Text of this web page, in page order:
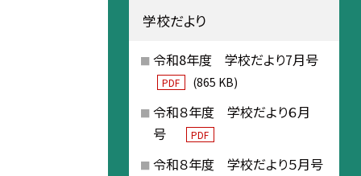
学校だより
令和8年度 学校だより7月号
PDF (865 KB)
令和８年度 学校だより６月
号
PDF
令和８年度 学校だより５月号